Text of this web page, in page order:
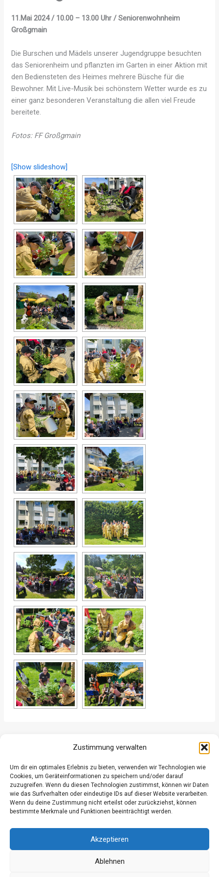
Zustimmung verwalten
Um dir ein optimales Erlebnis zu bieten, verwenden wir Technologien wie
Cookies, um Geräteinformationen zu speichern und/oder darauf
zuzugreifen. Wenn du diesen Technologien zustimmst, können wir Daten
wie das Surfverhalten oder eindeutige IDs auf dieser Website verarbeiten.
Wenn du deine Zustimmung nicht erteilst oder zurückziehst, können
bestimmte Merkmale und Funktionen beeinträchtigt werden.
Akzeptieren
Ablehnen
11.Mai 2024 / 10.00 – 13.00 Uhr / Seniorenwohnheim
Großgmain
Die Burschen und Mädels unserer Jugendgruppe besuchten
das Seniorenheim und pflanzten im Garten in einer Aktion mit
den Bediensteten des Heimes mehrere Büsche für die
Bewohner. Mit Live-Musik bei schönstem Wetter wurde es zu
einer ganz besonderen Veranstaltung die allen viel Freude
bereitete.
Fotos: FF Großgmain
[Show slideshow]
Datenschutz
Impressum